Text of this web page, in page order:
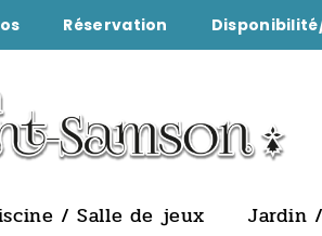
Réservation
/ Salle de jeux Jardin